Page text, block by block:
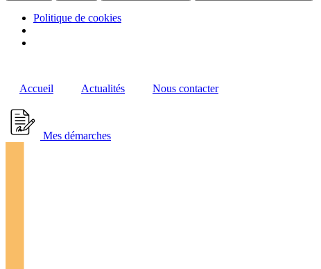
Politique de cookies
Accueil Actualités Nous contacter
Mes démarches